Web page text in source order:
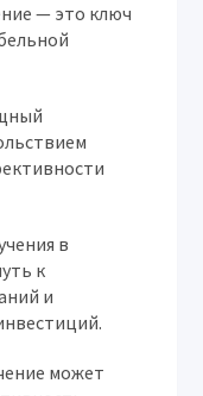
— это ключ
в
к
и
может